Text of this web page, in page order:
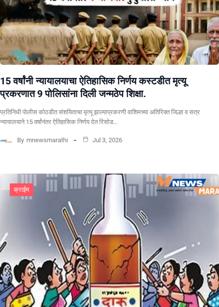
15 वर्षांनी न्यायालयाचा ऐतिहासिक निर्णय कस्टडीत मृत्यू
प्रकरणात 9 पोलिसांना दिली जन्मठेप शिक्षा.
प्रतिनिधी पोलीस कोठडीत संशयिताचा मृत्यू झाल्याप्रकरणी वाशिमच्या अतिरिक्त जिल्हा व सत्र
न्यायालयाने 15 वर्षांनंतर ऐतिहासिक निर्णय देत रिसोड…
By mnewsmarathi Jul 3, 2026
क्राईम